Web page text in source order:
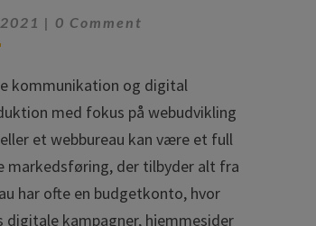
| C
O
E
N
T
0 Comment
kommunikation og digital
med fokus på webudvikling
et webbureau kan være et full
markedsføring, der tilbyder alt fra
har ofte en budgetkonto, hvor
kampagner, hjemmesider